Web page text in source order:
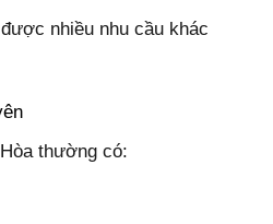
nhiều nhu cầu khác
thường có: